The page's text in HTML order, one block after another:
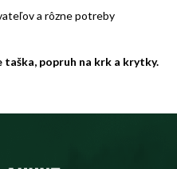
a rôzne potreby
popruh na krk a krytky.